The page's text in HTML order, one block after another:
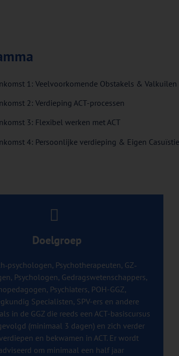
1: Veelvoorkomende Obstakels & Valkuilen
2: Verdieping ACT-processen
3: Flexibel werken met ACT
4: Persoonlijke verdieping & Eigen
Doelgroep
Psychotherapeuten, GZ‐
Psychologen, Gedragswetenschappers,
Psychiaters, POH-GGZ,
Specialisten, SPV-ers en andere
in de GGZ die reeds een ACT-basiscursus
(minimaal 3 dagen) en zich verder
en bekwamen in ACT. Er wordt
om minimaal een half jaar